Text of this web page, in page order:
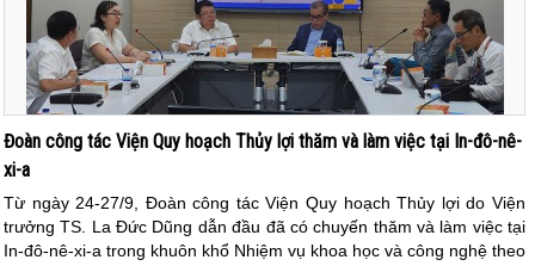
Đoàn công tác Viện Quy hoạch Thủy lợi thăm và làm việc tại In-đô-nê-
xi-a
Từ ngày 24-27/9, Đoàn công tác Viện Quy hoạch Thủy lợi do Viện
trưởng TS. La Đức Dũng dẫn đầu đã có chuyến thăm và làm việc tại
In-đô-nê-xi-a trong khuôn khổ Nhiệm vụ khoa học và công nghệ theo